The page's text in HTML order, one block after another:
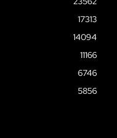
17313
14094
11166
6746
5856